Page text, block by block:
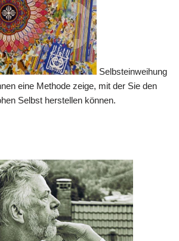
Selbsteinweihung
eine Methode zeige, mit der Sie den
Selbst herstellen können.